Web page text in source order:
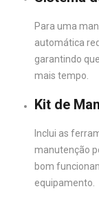
Para uma
automática
garantindo
mais tempo.
Kit de
Inclui as
manutenção
bom
equipamento.